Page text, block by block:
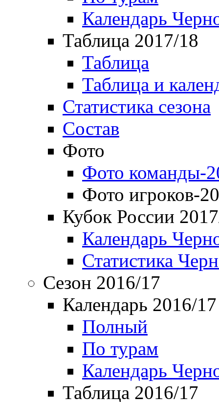
Календарь
Таблица 2017/18
Таблица
Таблица и
Статистика сезона
Состав
Фото
Фото команды-
Фото игроков-
Кубок России
Календарь
Статистика
Сезон 2016/17
Календарь 2016/17
Полный
По турам
Календарь
Таблица 2016/17